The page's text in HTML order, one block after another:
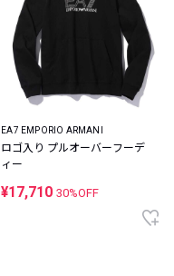
EA7 EMPORIO ARMANI
ロゴ入り プルオーバーフーデ
ィー
¥17,71030%OFF